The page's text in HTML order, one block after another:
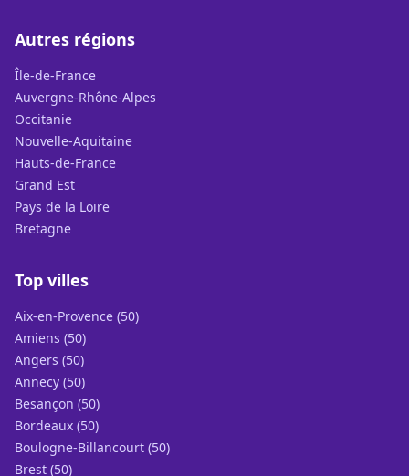
Autres régions
Île-de-France
Auvergne-Rhône-Alpes
Occitanie
Nouvelle-Aquitaine
Hauts-de-France
Grand Est
Pays de la Loire
Bretagne
Top villes
Aix-en-Provence (50)
Amiens (50)
Angers (50)
Annecy (50)
Besançon (50)
Bordeaux (50)
Boulogne-Billancourt (50)
Brest (50)